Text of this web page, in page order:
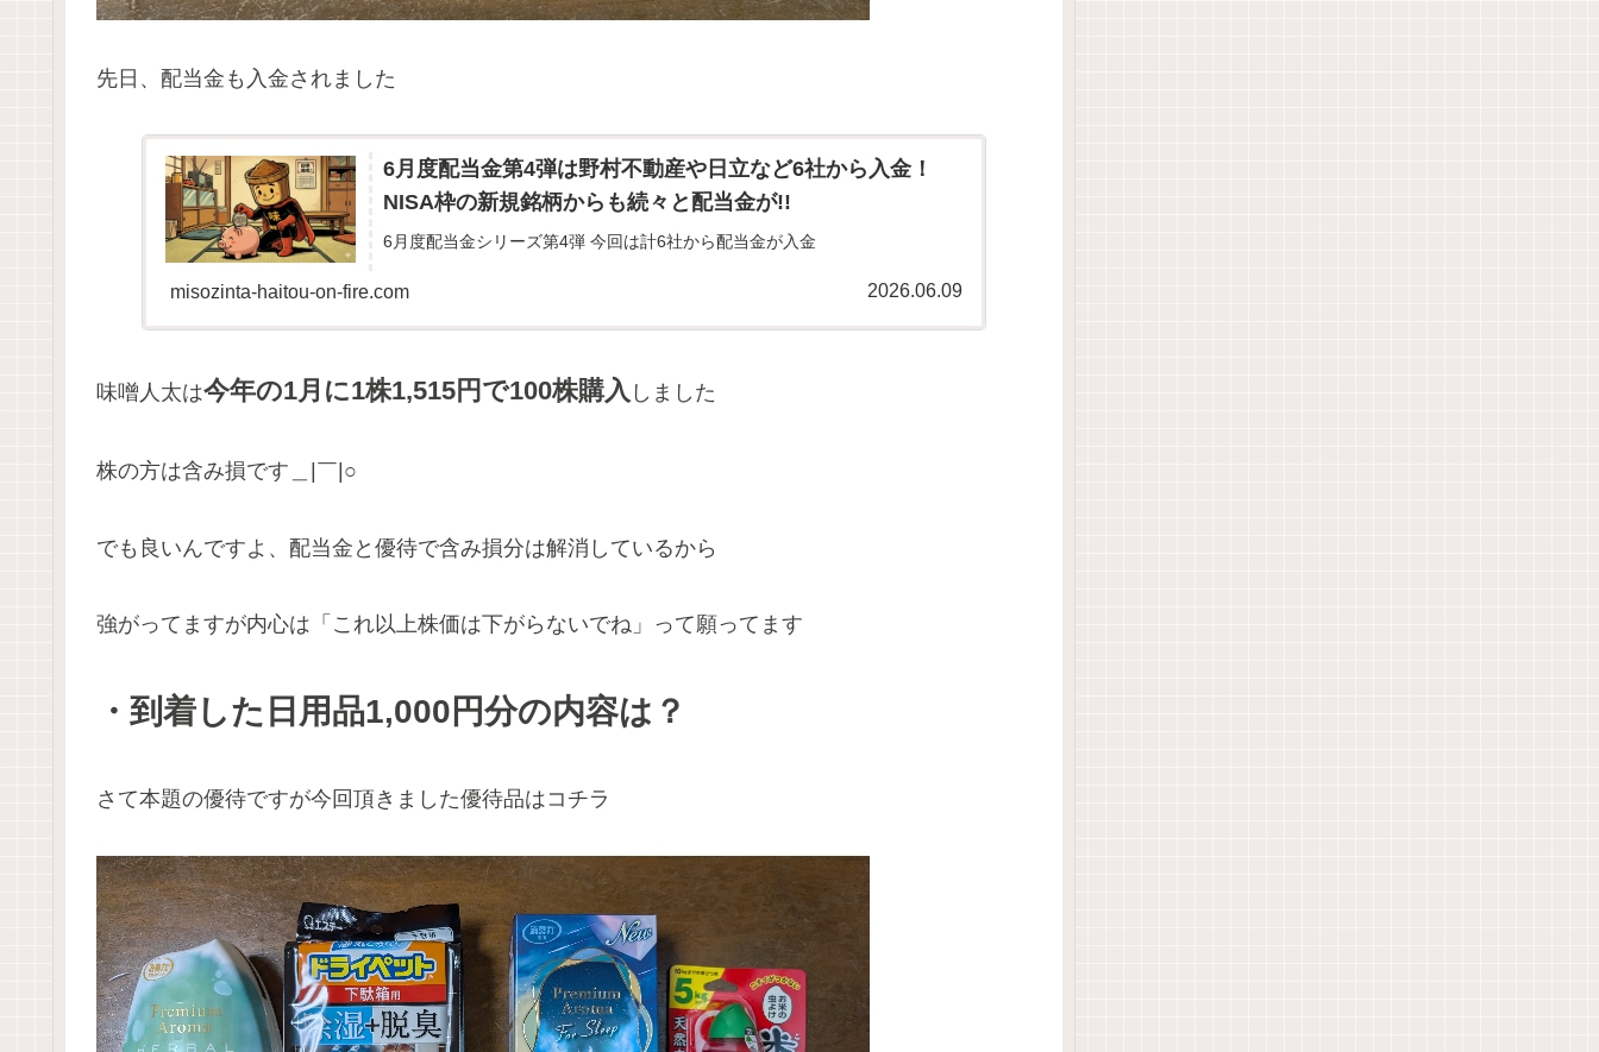
先日、配当金も入金されました
6月度配当金第4弾は野村不動産や日立など6社から入金！
NISA枠の新規銘柄からも続々と配当金が!!
6月度配当金シリーズ第4弾 今回は計6社から配当金が入金
misozinta-haitou-on-fire.com 2026.06.09
味噌人太は今年の1月に1株1,515円で100株購入 しました
株の方は含み損です＿|￣|○
でも良いんですよ、配当金と優待で含み損分は解消しているから
強がってますが内心は「これ以上株価は下がらないでね」って願ってます
・到着した日用品1,000円分の内容は？
さて本題の優待ですが今回頂きました優待品はコチラ